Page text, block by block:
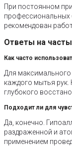
При постоянном
профессиональных
рекомендован
Ответы на
Как часто
Для
каждого мытья рук.
глубокого
Подходит ли для
Да, конечно.
раздраженной и
применением